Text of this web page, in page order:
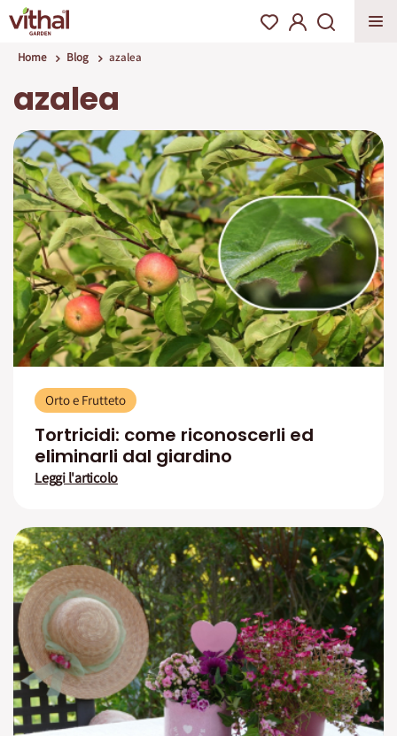
Home Blog azalea
azalea
Orto e Frutteto
Tortricidi: come riconoscerli ed
eliminarli dal giardino
Leggi l'articolo